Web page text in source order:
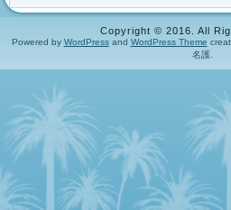
Copyright © 2016. All
Powered by WordPressand WordPress Theme
名護.